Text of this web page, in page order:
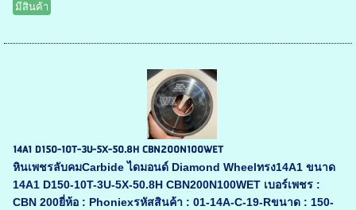
มีสินค้า
14A1 D150-10T-3U-5X-50.8H CBN200N100WET
หินเพชรลับคมCarbide ไดมอนด์ Diamond Wheelทรง14A1 ขนาด
14A1 D150-10T-3U-5X-50.8H CBN200N100WET เบอร์เพชร :
CBN 200ยี่ห้อ : Phoniexรหัสสินค้า : 01-14A-C-19-Rขนาด : 150-